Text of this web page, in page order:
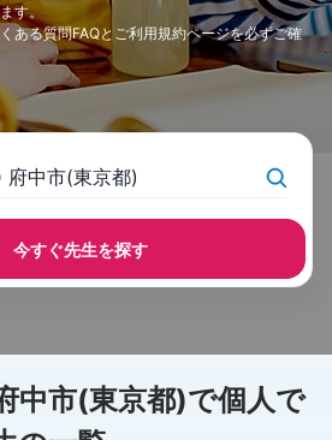
す。
ある質問FAQと ご利用規約ページを必ずご確
府中市(東京都)
今すぐ先生を探す
中市(東京都)で個人で